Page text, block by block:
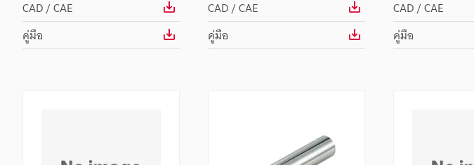
CAD / CAE
คู่มือ
CAD / CAE
คู่มือ
CAD / CAE
คู่มือ